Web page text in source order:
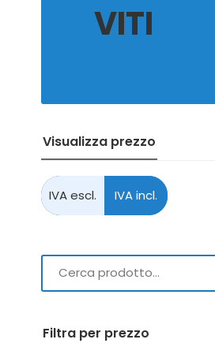
VITI
Visualizza prezzo
Filtra per prezzo